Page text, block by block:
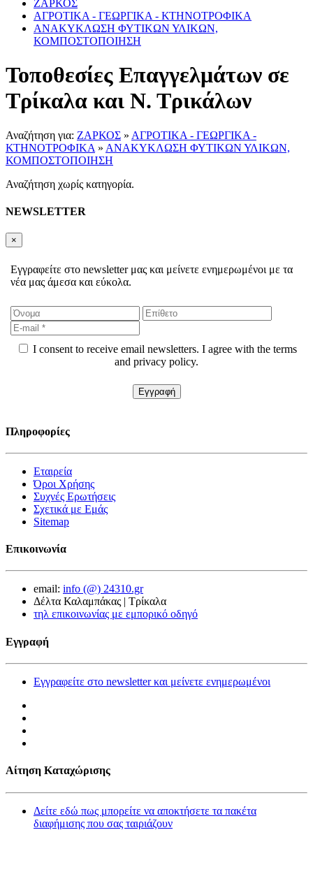
ΖΑΡΚΟΣ
ΑΓΡΟΤΙΚΑ - ΓΕΩΡΓΙΚΑ - ΚΤΗΝΟΤΡΟΦΙΚΑ
ΑΝΑΚΥΚΛΩΣΗ ΦΥΤΙΚΩΝ ΥΛΙΚΩΝ,
ΚΟΜΠΟΣΤΟΠΟΙΗΣΗ
Τοποθεσίες Επαγγελμάτων σε
Τρίκαλα και Ν. Τρικάλων
Αναζήτηση για: ΖΑΡΚΟΣ » ΑΓΡΟΤΙΚΑ - ΓΕΩΡΓΙΚΑ -
ΚΤΗΝΟΤΡΟΦΙΚΑ » ΑΝΑΚΥΚΛΩΣΗ ΦΥΤΙΚΩΝ ΥΛΙΚΩΝ,
ΚΟΜΠΟΣΤΟΠΟΙΗΣΗ
Αναζήτηση χωρίς κατηγορία.
NEWSLETTER
×
Εγγραφείτε στο newsletter μας και μείνετε ενημερωμένοι με τα
νέα μας άμεσα και εύκολα.
I consent to receive email newsletters. I agree with the terms
and privacy policy.
Πληροφορίες
Εταιρεία
Όροι Χρήσης
Συχνές Ερωτήσεις
Σχετικά με Εμάς
Sitemap
Επικοινωνία
email: info (@) 24310.gr
Δέλτα Καλαμπάκας | Τρίκαλα
τηλ επικοινωνίας με εμπορικό οδηγό
Εγγραφή
Εγγραφείτε στο newsletter και μείνετε ενημερωμένοι
Αίτηση Καταχώρισης
Δείτε εδώ πως μπορείτε να αποκτήσετε τα πακέτα
διαφήμισης που σας ταιριάζουν